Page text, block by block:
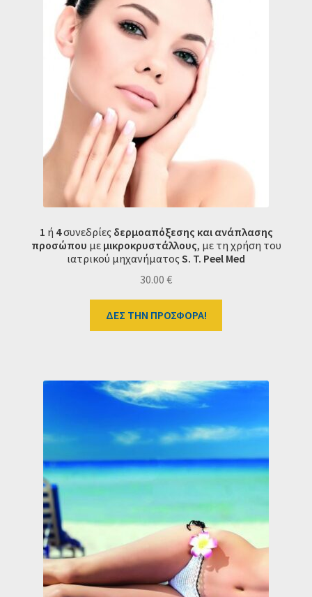
1 ή 4συνεδρίες δερμοαπόξεσης και ανάπλασης
προσώπου με μικροκρυστάλλους, με τη χρήση του
ιατρικού μηχανήματος S. T. Peel Med
30.00 €
ΔΕΣ ΤΗΝ ΠΡΟΣΦΟΡΑ!